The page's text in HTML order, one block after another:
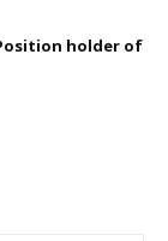
Position holder of